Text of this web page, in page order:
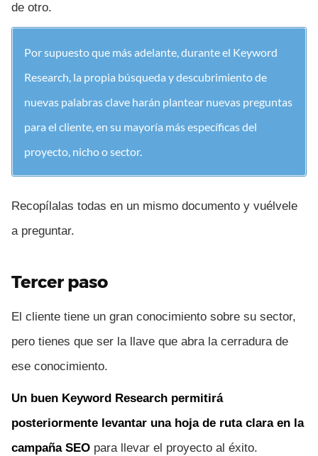
de otro.
Por supuesto que más adelante, durante el Keyword
Research, la propia búsqueda y descubrimiento de
nuevas palabras clave harán plantear nuevas preguntas
para el cliente, en su mayoría más específicas del
proyecto, nicho o sector.
Recopílalas todas en un mismo documento y vuélvele
a preguntar.
Tercer paso
El cliente tiene un gran conocimiento sobre su sector,
pero tienes que ser la llave que abra la cerradura de
ese conocimiento.
Un buen Keyword Research permitirá
posteriormente levantar una hoja de ruta clara en la
campaña SEO para llevar el proyecto al éxito.